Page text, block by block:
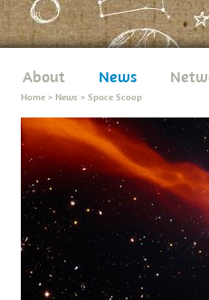
About News
Home > News > Space Scoop